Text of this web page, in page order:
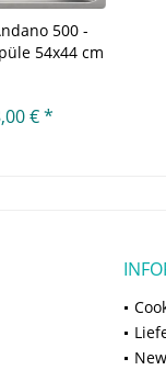
500 -
54x44 cm
€ *